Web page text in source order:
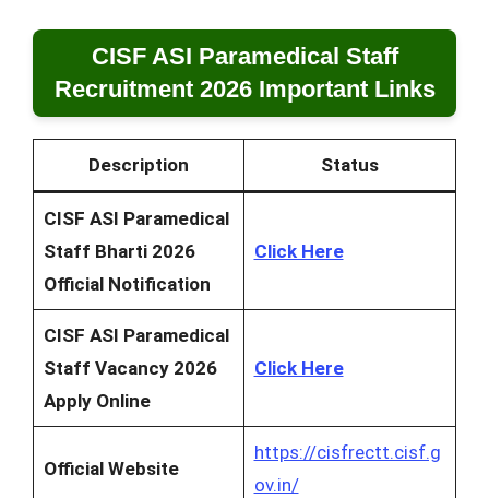
CISF ASI Paramedical Staff
Recruitment 2026 Important Links
Description Status
CISF ASI Paramedical
Staff Bharti 2026
Official Notification
Click Here
CISF ASI Paramedical
Staff Vacancy 2026
Apply Online
Click Here
Official Website
https://cisfrectt.cisf.g
ov.in/